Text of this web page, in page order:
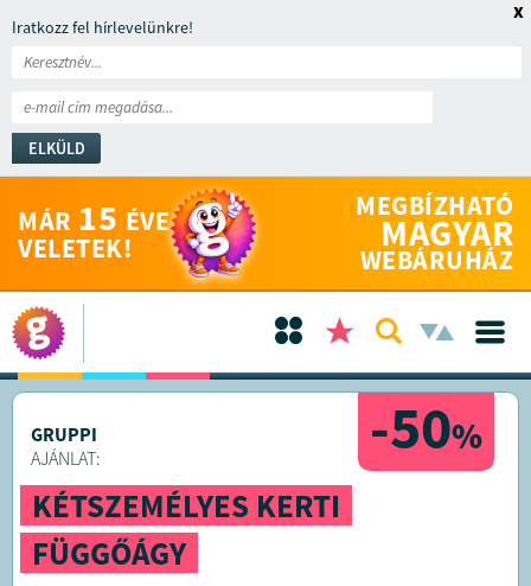
Iratkozz fel hírlevelünkre!
ELKÜLD
x
MÁR 15 ÉVE
VELETEK!
MEGBÍZHATÓ
MAGYAR
WEBÁRUHÁZ
-50%
GRUPPI
AJÁNLAT:
KÉTSZEMÉLYES KERTI
FÜGGŐÁGY